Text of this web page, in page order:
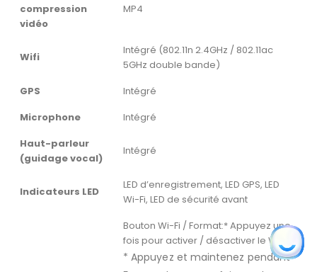
compression
vidéo
MP4
Wifi
Intégré (802.11n 2.4GHz / 802.11ac
5GHz double bande)
GPS
Intégré
Microphone
Intégré
Haut-parleur
(guidage vocal)
Intégré
Indicateurs LED
LED d’enregistrement, LED GPS, LED
Wi-Fi, LED de sécurité avant
Bouton Wi-Fi / Format:* Appuyez une
fois pour activer / désactiver le Wi-Fi.
* Appuyez et maintenez pendant